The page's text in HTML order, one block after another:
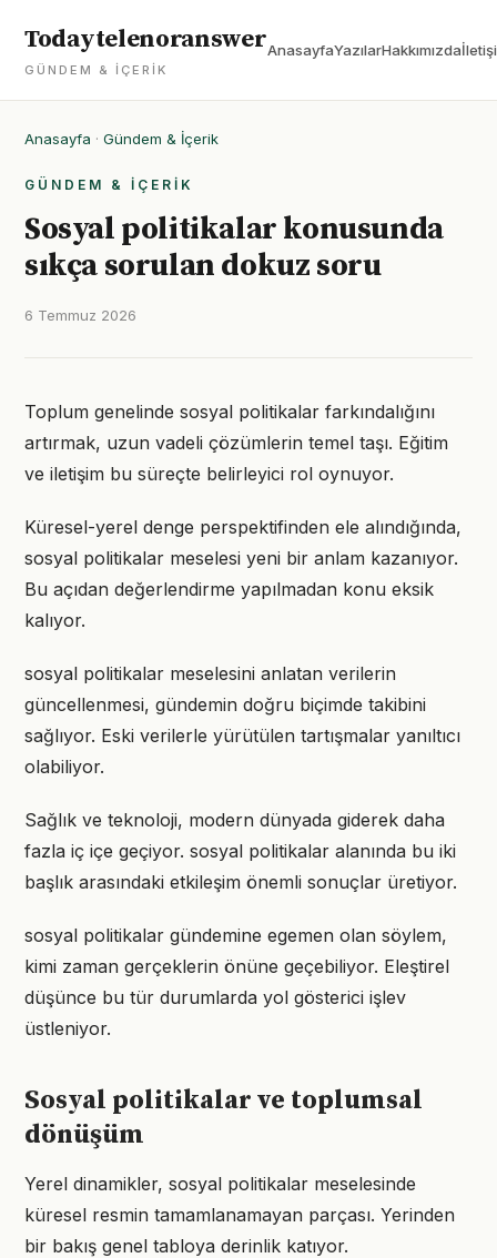
Todaytelenoranswer
GÜNDEM & İÇERIK
AnasayfaYazılarHakkımızda
Anasayfa · Gündem & İçerik
GÜNDEM & İÇERIK
Sosyal politikalar konusunda
sıkça sorulan dokuz soru
6 Temmuz 2026
Toplum genelinde sosyal politikalar farkındalığını
artırmak, uzun vadeli çözümlerin temel taşı. Eğitim
ve iletişim bu süreçte belirleyici rol oynuyor.
Küresel-yerel denge perspektifinden ele alındığında,
sosyal politikalar meselesi yeni bir anlam kazanıyor.
Bu açıdan değerlendirme yapılmadan konu eksik
kalıyor.
sosyal politikalar meselesini anlatan verilerin
güncellenmesi, gündemin doğru biçimde takibini
sağlıyor. Eski verilerle yürütülen tartışmalar yanıltıcı
olabiliyor.
Sağlık ve teknoloji, modern dünyada giderek daha
fazla iç içe geçiyor. sosyal politikalar alanında bu iki
başlık arasındaki etkileşim önemli sonuçlar üretiyor.
sosyal politikalar gündemine egemen olan söylem,
kimi zaman gerçeklerin önüne geçebiliyor. Eleştirel
düşünce bu tür durumlarda yol gösterici işlev
üstleniyor.
Sosyal politikalar ve toplumsal
dönüşüm
Yerel dinamikler, sosyal politikalar meselesinde
küresel resmin tamamlanamayan parçası. Yerinden
bir bakış genel tabloya derinlik katıyor.